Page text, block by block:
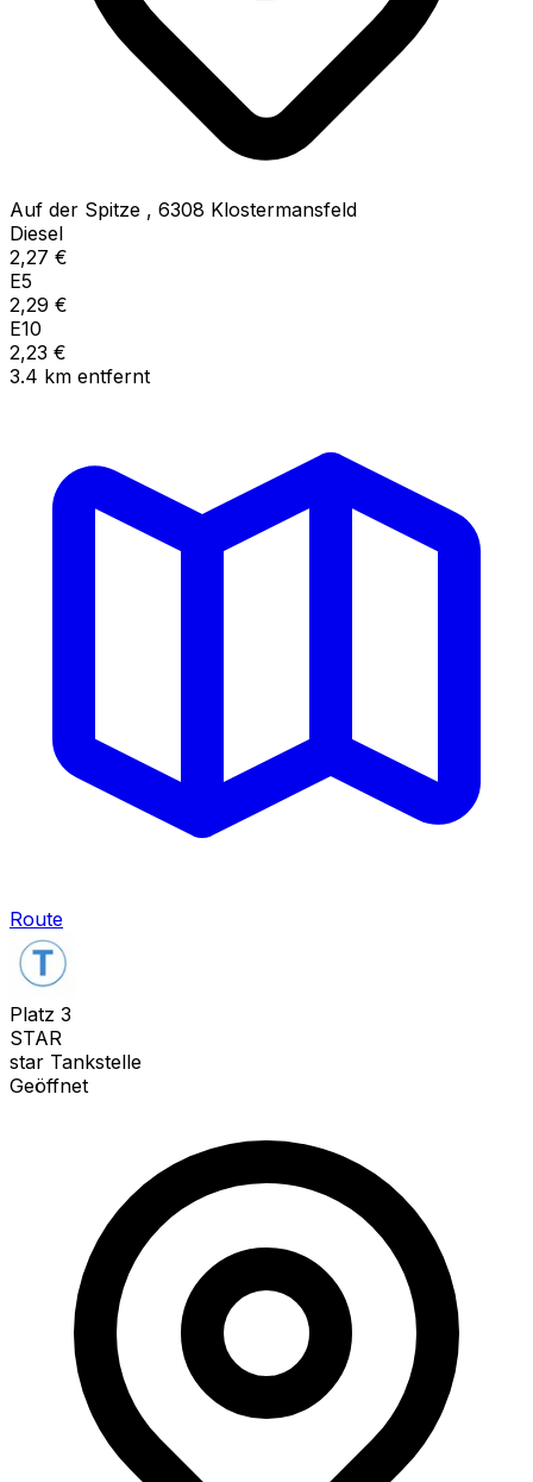
Auf der Spitze , 6308 Klostermansfeld
Diesel
2,27 €
E5
2,29 €
E10
2,23 €
3.4 km entfernt
Route
Platz 3
STAR
star Tankstelle
Geöffnet